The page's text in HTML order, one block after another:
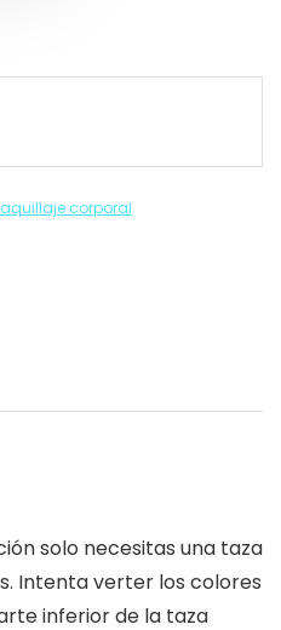
corporal
solo necesitas una taza
Intenta verter los colores
inferior de la taza